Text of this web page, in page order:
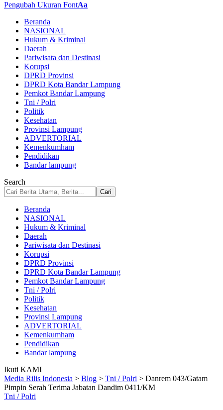
Pengubah Ukuran FontAa
Beranda
NASIONAL
Hukum & Kriminal
Daerah
Pariwisata dan Destinasi
Korupsi
DPRD Provinsi
DPRD Kota Bandar Lampung
Pemkot Bandar Lampung
Tni / Polri
Politik
Kesehatan
Provinsi Lampung
ADVERTORIAL
Kemenkumham
Pendidikan
Bandar lampung
Search
Beranda
NASIONAL
Hukum & Kriminal
Daerah
Pariwisata dan Destinasi
Korupsi
DPRD Provinsi
DPRD Kota Bandar Lampung
Pemkot Bandar Lampung
Tni / Polri
Politik
Kesehatan
Provinsi Lampung
ADVERTORIAL
Kemenkumham
Pendidikan
Bandar lampung
Ikuti KAMI
Media Rilis Indonesia > Blog > Tni / Polri > Danrem 043/Gatam
Pimpin Serah Terima Jabatan Dandim 0411/KM
Tni / Polri